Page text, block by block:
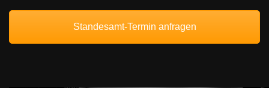
Standesamt-Termin anfragen